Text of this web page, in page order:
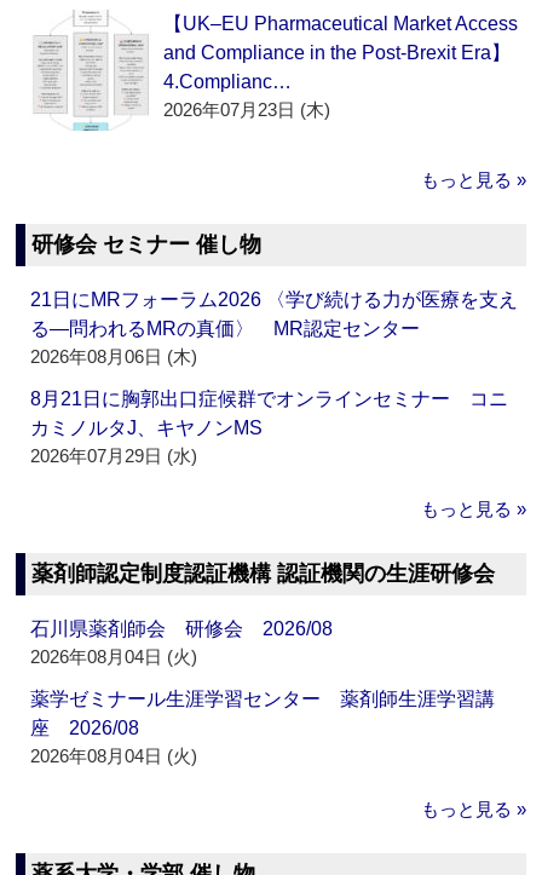
【UK–EU Pharmaceutical Market Access
and Compliance in the Post-Brexit Era】
4.Complianc…
2026年07月23日 (木)
もっと見る »
研修会 セミナー 催し物
21日にMRフォーラム2026 〈学び続ける力が医療を支え
る―問われるMRの真価〉 MR認定センター
2026年08月06日 (木)
8月21日に胸郭出口症候群でオンラインセミナー コニ
カミノルタJ、キヤノンMS
2026年07月29日 (水)
もっと見る »
薬剤師認定制度認証機構 認証機関の生涯研修会
石川県薬剤師会 研修会 2026/08
2026年08月04日 (火)
薬学ゼミナール生涯学習センター 薬剤師生涯学習講
座 2026/08
2026年08月04日 (火)
もっと見る »